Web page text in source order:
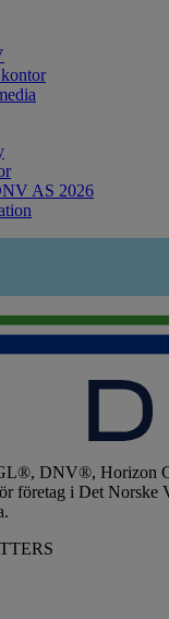
AS 2026
DNV®, Horizon
företag i Det Norske